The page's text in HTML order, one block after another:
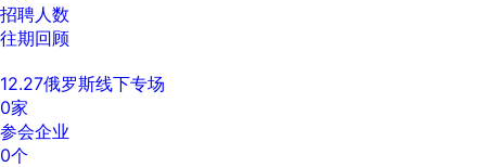
招聘人数
往期回顾
12.27俄罗斯线下专场
0家
参会企业
0个